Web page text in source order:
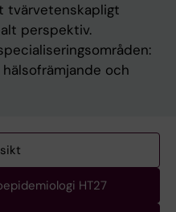
tvärvetenskapligt
perspektiv.
och
HT27